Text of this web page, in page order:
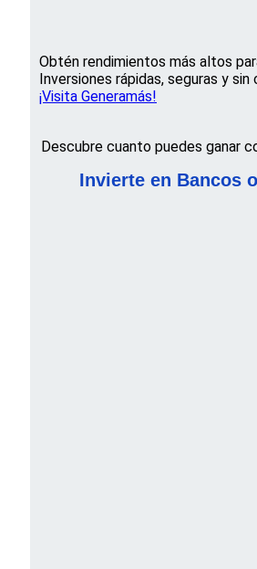
Obtén rendimientos más altos
Inversiones rápidas, seguras y sin
¡Visita Generamás!
Descubre cuanto puedes ganar
Invierte en Bancos